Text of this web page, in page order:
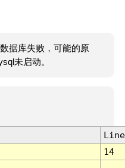
据库失败，可能的原
未启动。
Line
14